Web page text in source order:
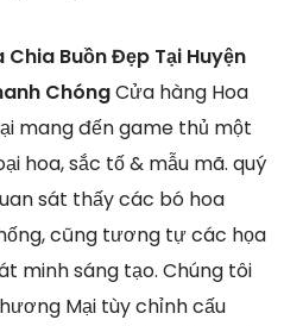
Buồn Đẹp Tại Huyện
ChóngCửa hàng Hoa
mang đến game thủ một
hoa, sắc tố & mẫu mã. quý
sát thấy các bó hoa
cũng tương tự các họa
minh sáng tạo. Chúng tôi
Mại tùy chỉnh cấu